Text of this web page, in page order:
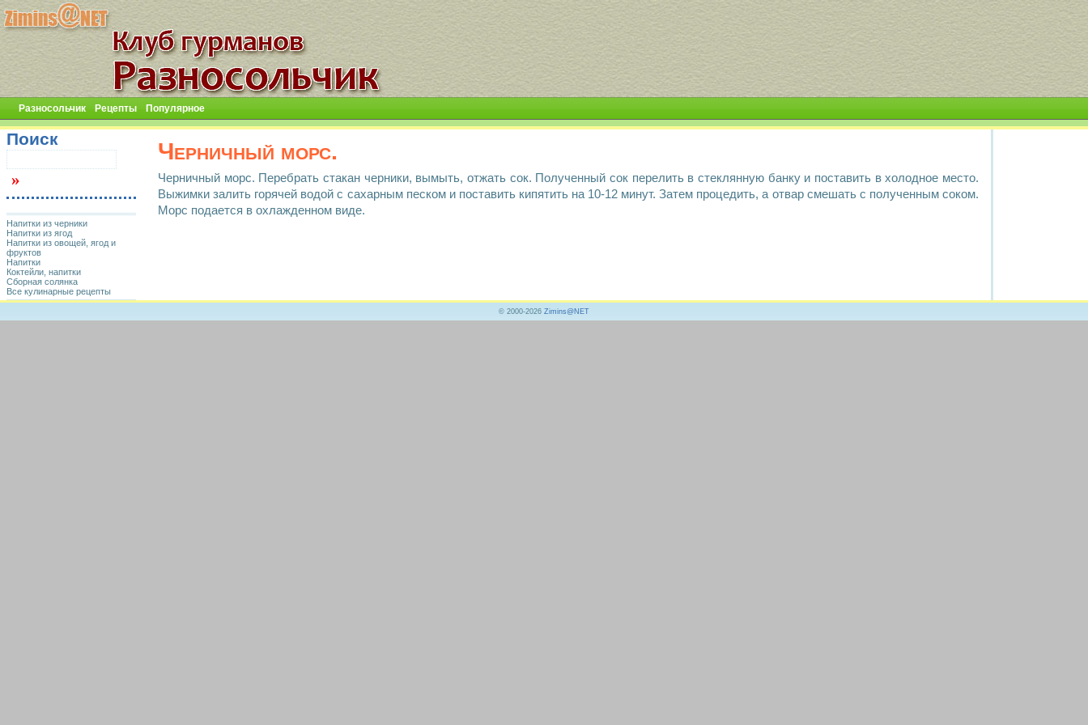
Разносольчик Рецепты Популярное
Черничный морс.
Черничный морс. Перебрать стакан черники, вымыть, отжать сок. Полученный сок перелить в стеклянную банку и поставить в холодное место.
Выжимки залить горячей водой с сахарным песком и поставить кипятить на 10-12 минут. Затем процедить, а отвар смешать с полученным соком.
Морс подается в охлажденном виде.
Поиск
Напитки из черники
Напитки из ягод
Напитки из овощей, ягод и
фруктов
Напитки
Коктейли, напитки
Сборная солянка
Все кулинарные рецепты
© 2000-2026 Zimins@NET